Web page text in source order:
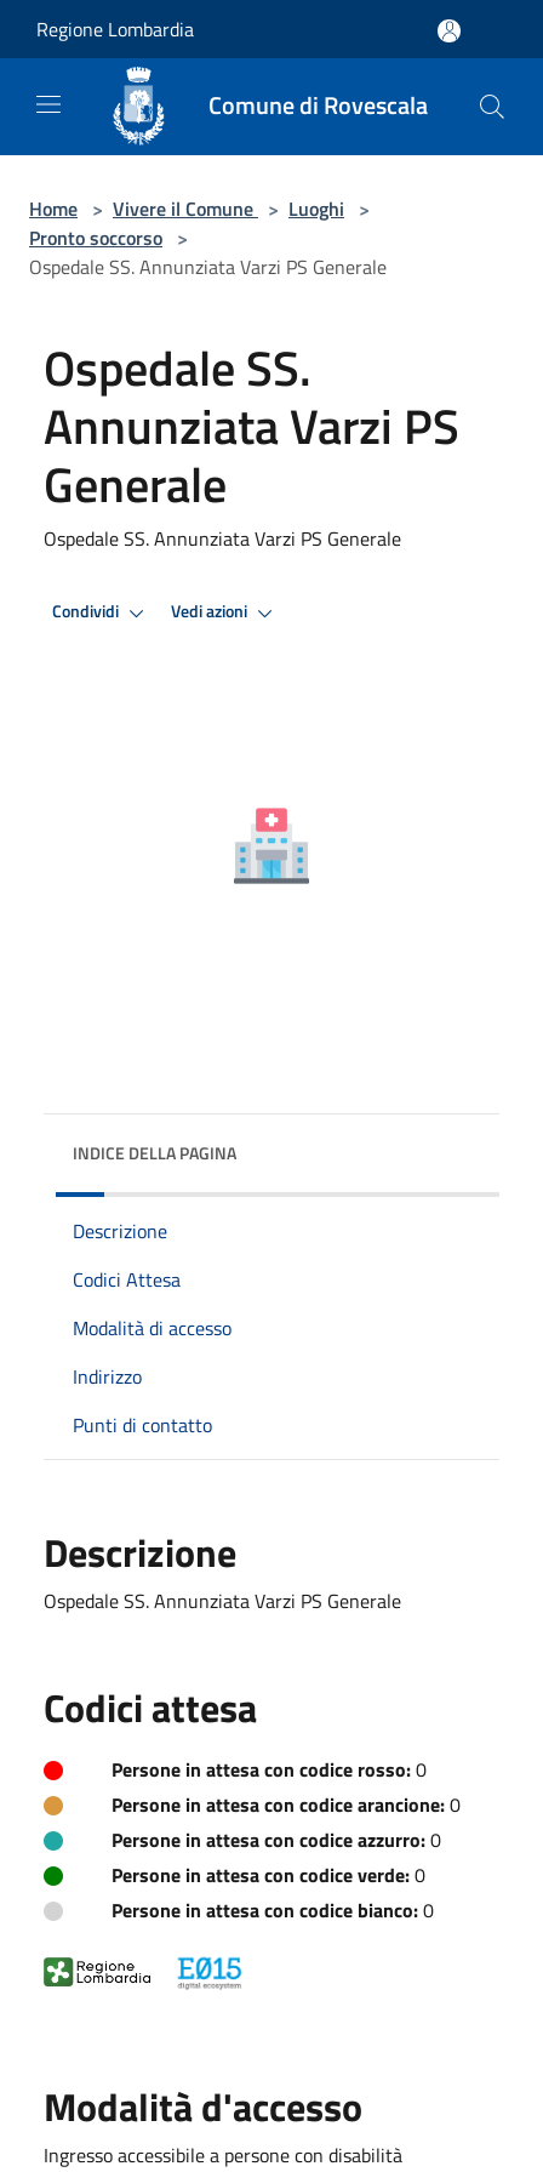
Regione Lombardia
Comune di Rovescala
Home > Vivere il Comune > Luoghi >
Pronto soccorso >
Ospedale SS. Annunziata Varzi PS Generale
Ospedale SS.
Annunziata Varzi PS
Generale
Ospedale SS. Annunziata Varzi PS Generale
Condividi Vedi azioni
INDICE DELLA PAGINA
Descrizione
Codici Attesa
Modalità di accesso
Indirizzo
Punti di contatto
Descrizione
Ospedale SS. Annunziata Varzi PS Generale
Codici attesa
Persone in attesa con codice rosso:0
Persone in attesa con codice arancione:0
Persone in attesa con codice azzurro:0
Persone in attesa con codice verde:0
Persone in attesa con codice bianco:0
Modalità d'accesso
Ingresso accessibile a persone con disabilità